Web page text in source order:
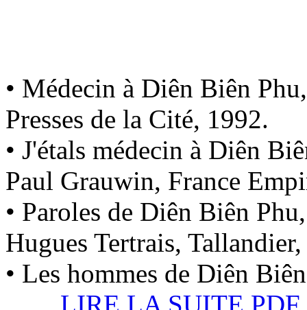
• Médecin à Diên Biên
Presses de la Cité, 1992.
• J'étals médecin à Diên
Paul Grauwin, France
• Paroles de Diên Biên
Hugues Tertrais,
• Les
LIRE LA SUITE PDF